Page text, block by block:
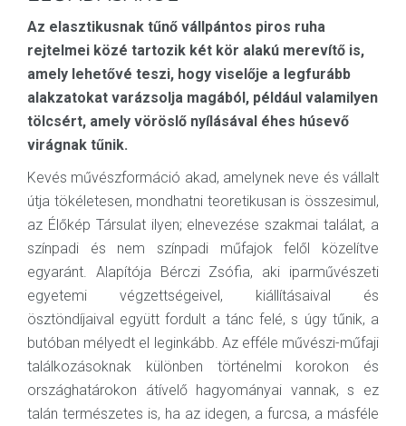
Az elasztikusnak tűnő vállpántos piros ruha
rejtelmei közé tartozik két kör alakú merevítő is,
amely lehetővé teszi, hogy viselője a legfurább
alakzatokat varázsolja magából, például valamilyen
tölcsért, amely vöröslő nyílásával éhes húsevő
virágnak tűnik.
Kevés művészformáció akad, amelynek neve és vállalt
útja tökéletesen, mondhatni teoretikusan is összesimul,
az Élőkép Társulat ilyen; elnevezése szakmai találat, a
színpadi és nem színpadi műfajok felől közelítve
egyaránt. Alapítója Bérczi Zsófia, aki iparművészeti
egyetemi végzettségeivel, kiállításaival és
ösztöndíjaival együtt fordult a tánc felé, s úgy tűnik, a
butóban mélyedt el leginkább. Az efféle művészi-műfaji
találkozásoknak különben történelmi korokon és
országhatárokon átívelő hagyományai vannak, s ez
talán természetes is, ha az idegen, a furcsa, a másféle